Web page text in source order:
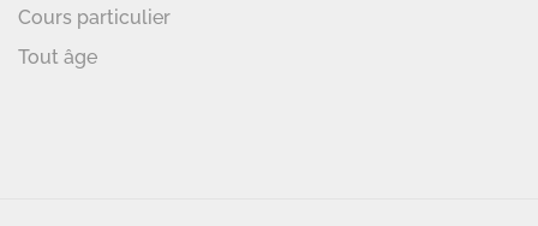
Cours particulier
Tout âge